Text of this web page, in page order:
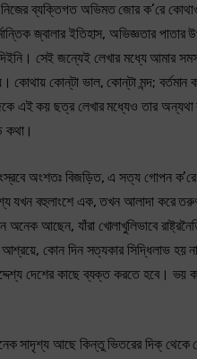
ব্যক্তিগত অভিমত জোর ক’রে কোথাও
জ্বালার ইতিহাস, অভিজ্ঞতার
সেই জন্যেই লেখার মধ্যে আমার
নয়। কোথায় কোন্‌টা ভাল, কোন্‌টা মন্দ;
এই কয় ছত্র লেখার মধ্যেও তার
কথা।
অংশতঃ বিজড়িত, এ সত্য গোপন
যখন বহুলাংশে এক, তখন আলাদা
আছেন, যাঁরা খোলাখুলিভাবে
কোন দিন সত্যকার সিদ্ধিলাভ হয়
দেশের কাছে ব্যক্ত করতে হবে। ভয়
সাদৃশ্য আছে কিন্তু ভিতরের দিক্‌